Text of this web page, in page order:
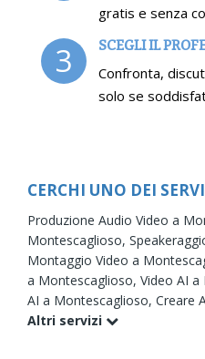
gratis e senza
3 SCEGLI IL
Confronta,
solo se
CERCHI UNO DEI
Produzione Audio Video a
Montescaglioso,
Montaggio Video a
a Montescaglioso, Video AI
AI a Montescaglioso, Creare
Altri servizi